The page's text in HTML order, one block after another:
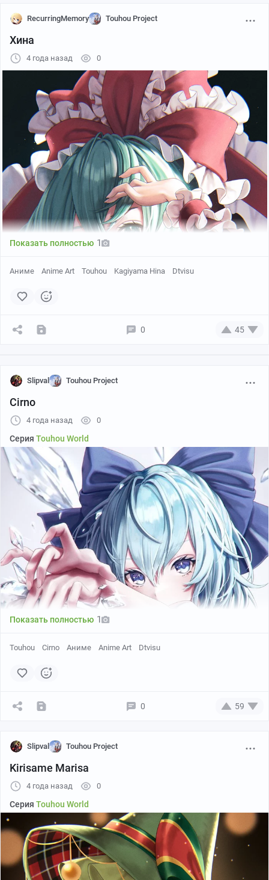
Pixiv
RecurringMemory Touhou Project
Хина
4 года назад 0
pixiv
Показать полностью 1
Аниме Anime Art Touhou Kagiyama Hina Dtvisu
0 45
Slipval Touhou Project
Cirno
4 года назад 0
Серия Touhou World
Twitter
Показать полностью 1
Touhou Cirno Аниме Anime Art Dtvisu
0 59
Slipval Touhou Project
Kirisame Marisa
4 года назад 0
Серия Touhou World